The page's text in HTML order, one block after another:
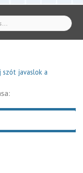
szót javaslok a